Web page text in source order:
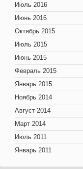
Июль 2016
Июнь 2016
Октябрь 2015
Июль 2015
Июнь 2015
Февраль 2015
Январь 2015
Ноябрь 2014
Август 2014
Март 2014
Июль 2011
Январь 2011